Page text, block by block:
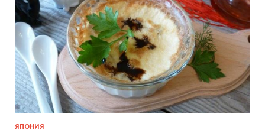
ЯПОНИЯ